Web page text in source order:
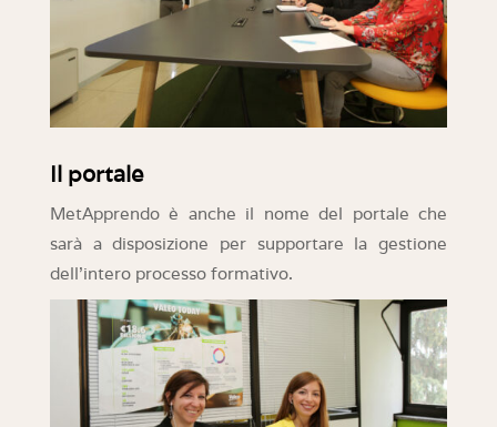
Il portale
MetApprendo è anche il nome del portale che
sarà a disposizione per supportare la gestione
dell’intero processo formativo.